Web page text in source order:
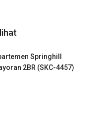
Springhill
2BR (SKC-4457)